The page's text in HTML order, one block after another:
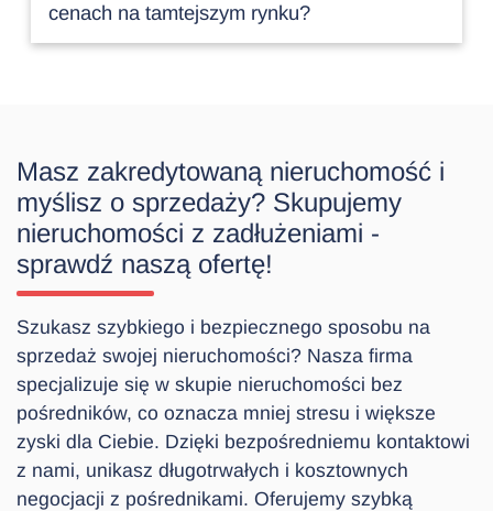
cenach na tamtejszym rynku?
Masz zakredytowaną nieruchomość i
myślisz o sprzedaży? Skupujemy
nieruchomości z zadłużeniami -
sprawdź naszą ofertę!
Szukasz szybkiego i bezpiecznego sposobu na
sprzedaż swojej nieruchomości? Nasza firma
specjalizuje się w skupie nieruchomości bez
pośredników, co oznacza mniej stresu i większe
zyski dla Ciebie. Dzięki bezpośredniemu kontaktowi
z nami, unikasz długotrwałych i kosztownych
negocjacji z pośrednikami. Oferujemy szybką